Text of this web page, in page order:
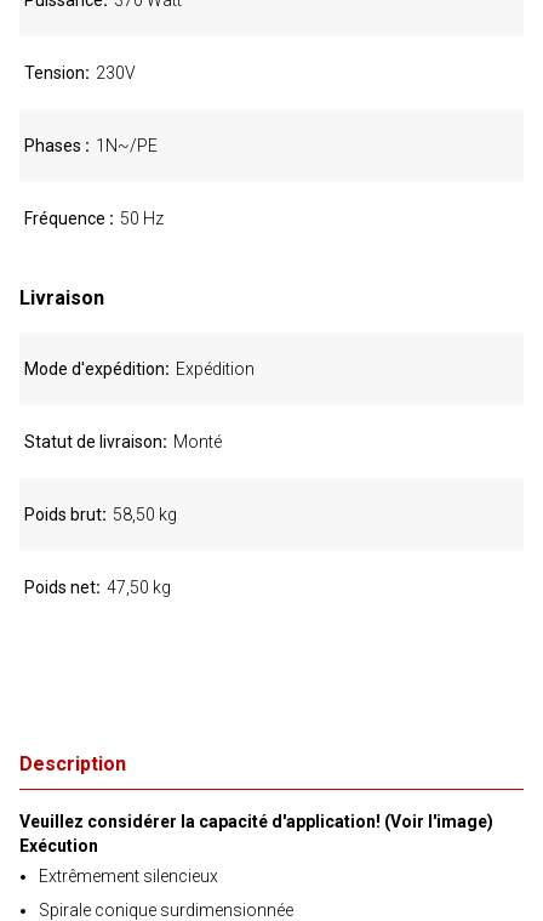
Description
Veuillez considérer la capacité d'application! (Voir l'image)
Exécution
Extrêmement silencieux
Spirale conique surdimensionnée
Tension 230V
Phases 1N~/PE
Fréquence 50 Hz
Livraison
Mode d'expédition Expédition
Statut de livraison Monté
Poids brut 58,50 kg
Poids net 47,50 kg